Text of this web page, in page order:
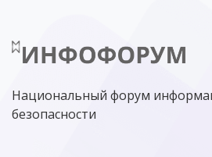
Национальный форум
безопасности